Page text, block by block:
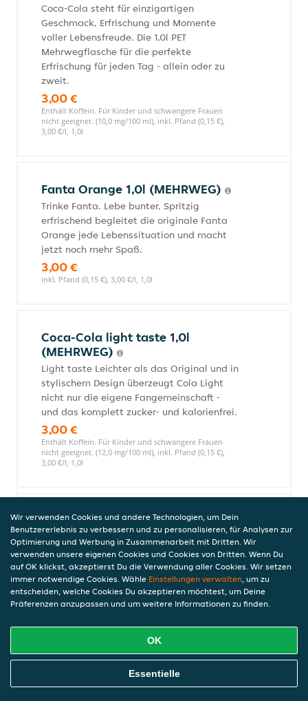
Coca-Cola steht für einzigartigen
Geschmack, Erfrischung und Momente
voller Lebensfreude. Die 1,0l PET
Mehrwegflasche für die perfekte
Erfrischung für jeden Tag - allein oder zu
zweit.
3,00 €
Enthält Koffein. Für Kinder und schwangere Frauen
nicht geeignet. (10,0 mg/100 ml), inkl. Pfand (0,15 €),
3,00 €/l, 1,0l
Fanta Orange 1,0l (MEHRWEG)
Trinke Fanta. Lebe bunter. Spritzig
erfrischend begleitet die originale Fanta
Orange jede Lebenssituation und macht
jetzt noch mehr Spaß.
3,00 €
inkl. Pfand (0,15 €), 3,00 €/l, 1,0l
Coca-Cola light taste 1,0l
(MEHRWEG)
Light taste Leichter als das Original und in
stylischem Design überzeugt Cola Light
nicht nur die eigene Fangemeinschaft -
und das komplett zucker- und kalorienfrei.
3,00 €
Enthält Koffein. Für Kinder und schwangere Frauen
nicht geeignet. (12,0 mg/100 ml), inkl. Pfand (0,15 €),
3,00 €/l, 1,0l
Wasser 1,0l
3,00 €
inkl. Pfand (0,15 €), 3,00 €/l, 1,0l
Vita Malz 0,33l
2,90 €
inkl. Pfand (0,08 €), 8,63 €/l, 0,33l
Online Essen Bestellen
Wir verwenden Cookies und andere Technologien, um Dein
Benutzererlebnis zu verbessern und zu personalisieren, für Analysen zur
Optimierung und Werbung in Zusammenarbeit mit Dritten. Wir
verwenden unsere eigenen Cookies und Cookies von Dritten. Wenn Du
auf OK klickst, akzeptierst Du die Verwendung aller Cookies. Wir setzen
immer notwendige Cookies. Wähle Einstellungen verwalten, um zu
entscheiden, welche Cookies Du akzeptieren möchtest, um Deine
Präferenzen anzupassen und um weitere Informationen zu finden.
OK
Essentielle